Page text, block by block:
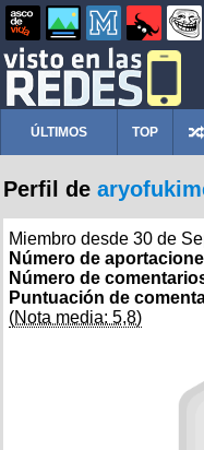
ÚLTIMOS TOP
Perfil de
Miembro desde 30 de
Número de
Número de
Puntuación de
(Nota media: 5,8)